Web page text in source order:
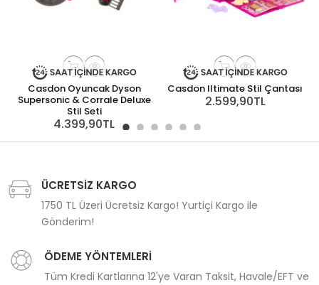
Casdon Oyuncak Dyson
Supersonic & Corrale Deluxe
Stil Seti
4.399,90TL
Casdon Iltimate Stil Çantası
2.599,90TL
ÜCRETSİZ KARGO
1750 TL Üzeri Ücretsiz Kargo! Yurtiçi Kargo ile
Gönderim!
ÖDEME YÖNTEMLERİ
Tüm Kredi Kartlarına 12'ye Varan Taksit, Havale/EFT ve